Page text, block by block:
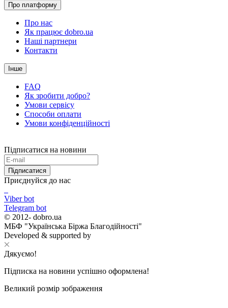
Про платформу
Про нас
Як працює dobro.ua
Наші партнери
Контакти
Інше
FAQ
Як зробити добро?
Умови сервісу
Способи оплати
Умови конфіденційності
Підписатися на новини
Підписатися
Приєднуйся до нас
Viber bot
Telegram bot
© 2012- dobro.ua
МБФ "Українська Біржа Благодійності"
Developed & supported by
Дякуємо!
Підписка на новини успішно оформлена!
Великий розмір зображення